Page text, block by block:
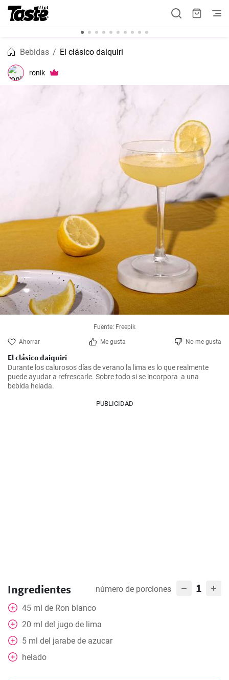
Bebidas El clásico daiquiri
ronik
Fuente: Freepik
Ahorrar Me gusta No me gusta
El clásico daiquiri
Durante los calurosos días de verano la lima es lo que realmente
puede ayudar a refrescarle. Sobre todo si se incorpora  a una
bebida helada.
PUBLICIDAD
Ingredientes número de porciones 1
45 ml de Ron blanco
20 ml del jugo de lima
5 ml del jarabe de azucar
helado